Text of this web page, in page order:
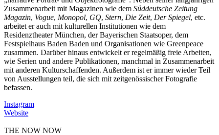
Zusammenarbeit mit Magazinen wie dem Süddeutsche Zeitung
Magazin, Vogue, Monopol, GQ, Stern, Die Zeit, Der Spiegel, etc.
arbeitet er auch mit kulturellen Institutionen wie dem
Residenztheater München, der Bayerischen Staatsoper, dem
Festspielhaus Baden Baden und Organisationen wie Greenpeace
zusammen. Darüber hinaus entwickelt er regelmäßig freie Arbeiten,
wie Serien und andere Publikationen, manchmal in Zusammenarbeit
mit anderen Kulturschaffenden. Außerdem ist er immer wieder Teil
von Ausstellungen teil, die sich mit zeitgenössischer Fotografie
befassen.
Instagram
Website
THE NOW NOW